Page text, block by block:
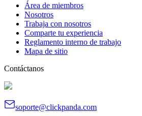
Área de miembros
Nosotros
Trabaja con nosotros
Comparte tu experiencia
Reglamento interno de trabajo
Mapa de sitio
Contáctanos
soporte@clickpanda.com